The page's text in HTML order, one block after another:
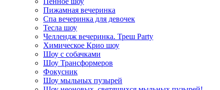
Пижамная вечеринка
Спа вечеринка для девочек
Тесла шоу
Челлендж вечеринка. Треш Party
Химическое Крио шоу
Шоу с собачками
Шоу Трансформеров
Фокусник
Шоу мыльных пузырей